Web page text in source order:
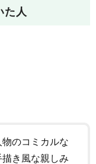
た人
のコミカルな
き風な親しみ